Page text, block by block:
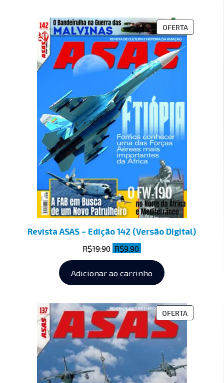
OFERTA
Revista ASAS – Edição 142 (Versão Digital)
R$19.90 R$9.90
Adicionar ao carrinho
OFERTA